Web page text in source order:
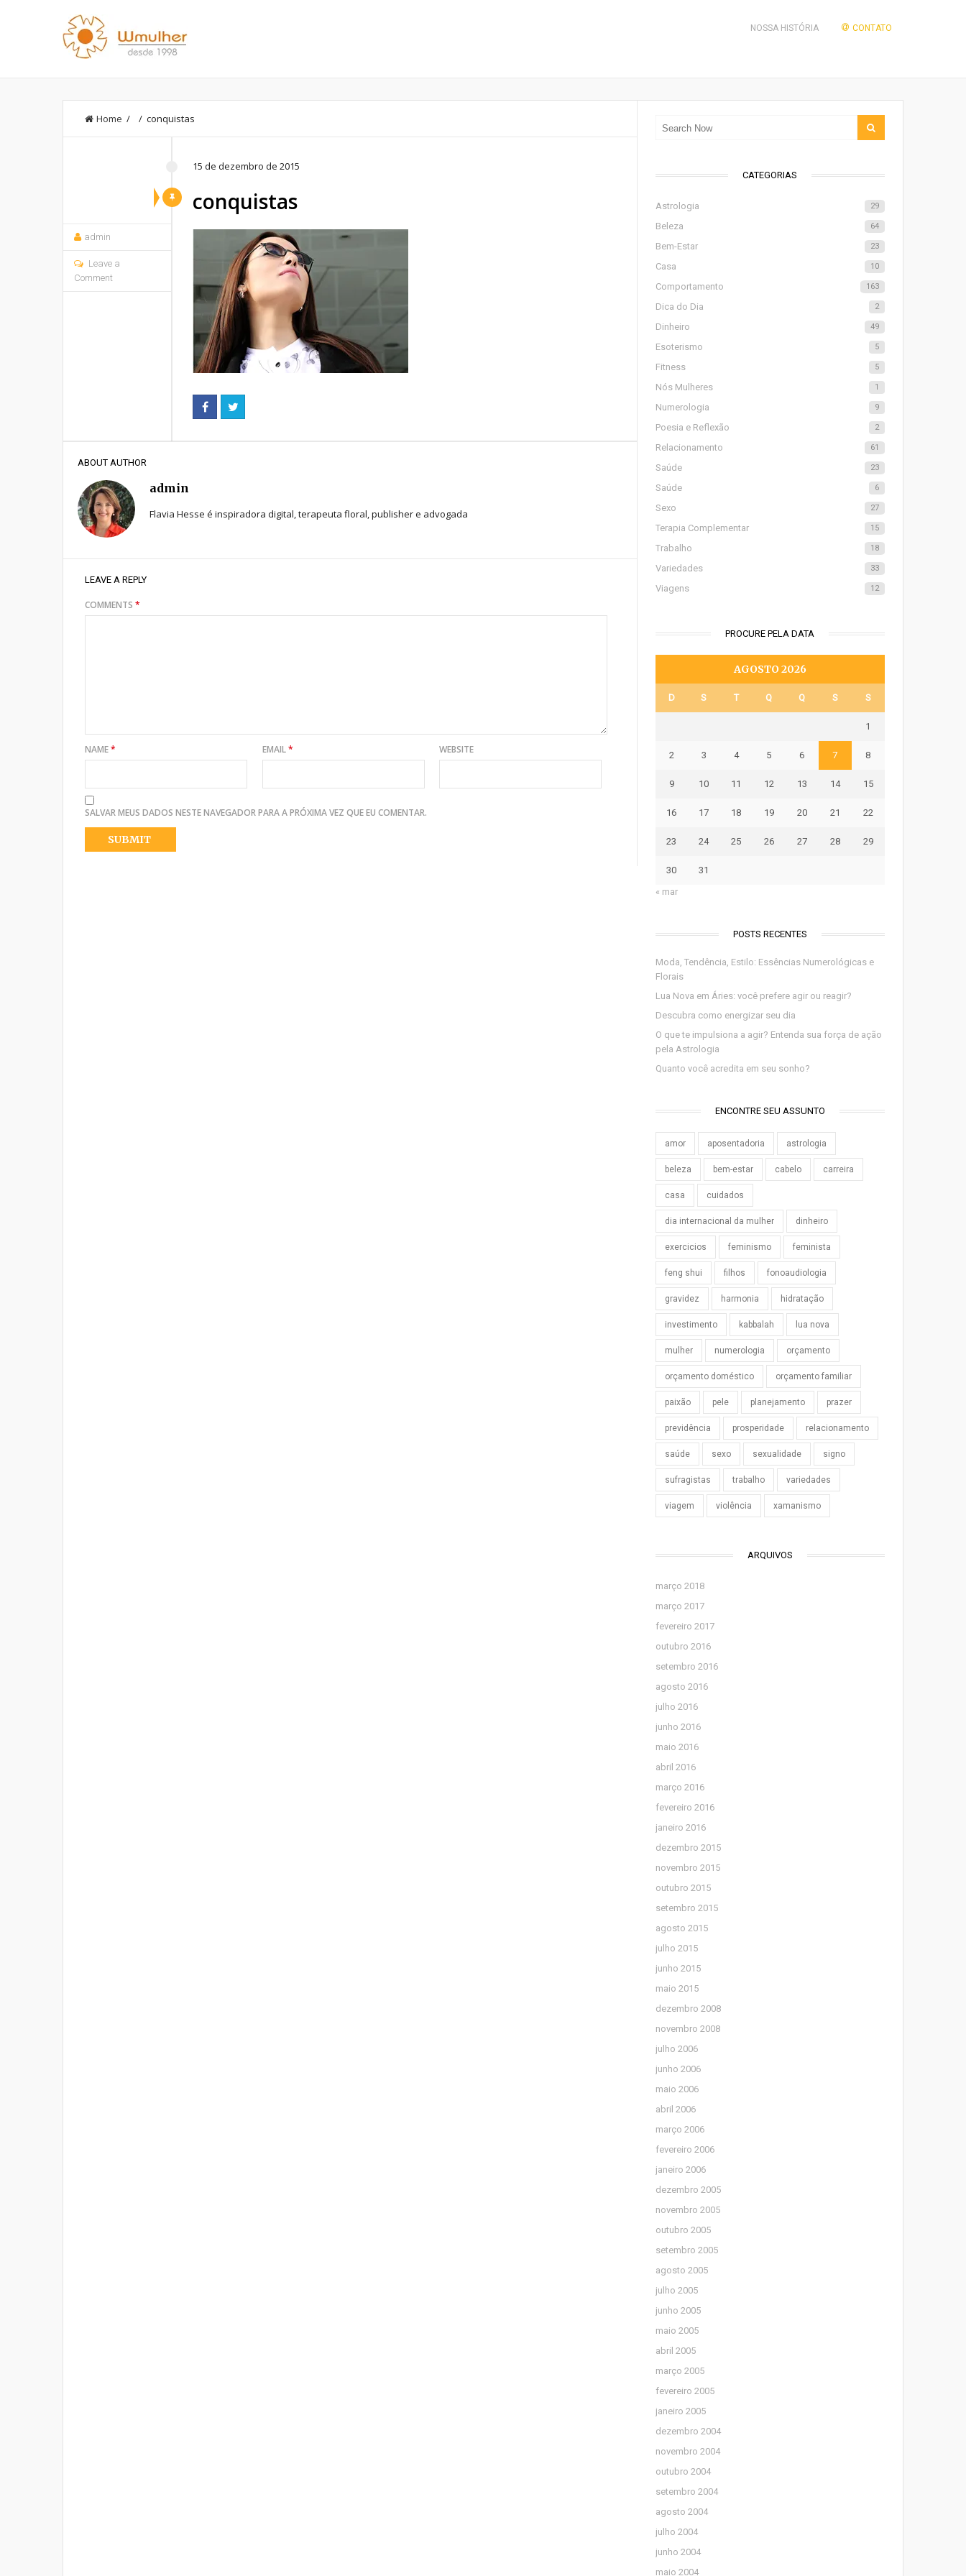
NOSSA HISTÓRIA CONTATO
Home / / conquistas
15 de dezembro de 2015
conquistas
admin
Leave a
Comment
ABOUT AUTHOR
admin
Flavia Hesse é inspiradora digital, terapeuta floral, publisher e advogada
LEAVE A REPLY
COMMENTS *
NAME* EMAIL* WEBSITE
SALVAR MEUS DADOS NESTE NAVEGADOR PARA A PRÓXIMA VEZ QUE EU COMENTAR.
CATEGORIAS
Astrologia 29
Beleza 64
Bem-Estar 23
Casa 10
Comportamento 163
Dica do Dia 2
Dinheiro 49
Esoterismo 5
Fitness 5
Nós Mulheres 1
Numerologia 9
Poesia e Reflexão 2
Relacionamento 61
Saúde 23
Saúde 6
Sexo 27
Terapia Complementar 15
Trabalho 18
Variedades 33
Viagens 12
PROCURE PELA DATA
AGOSTO 2026
D S T Q Q S S
1
2 3 4 5 6 7 8
9 10 11 12 13 14 15
16 17 18 19 20 21 22
23 24 25 26 27 28 29
30
31
« mar
POSTS RECENTES
Moda, Tendência, Estilo: Essências Numerológicas e
Florais
Lua Nova em Áries: você prefere agir ou reagir?
Descubra como energizar seu dia
O que te impulsiona a agir? Entenda sua força de ação
pela Astrologia
Quanto você acredita em seu sonho?
ENCONTRE SEU ASSUNTO
amor aposentadoria astrologia
beleza bem-estar cabelo carreira
casa cuidados
dia internacional da mulher dinheiro
exercicios feminismo feminista
feng shui filhos fonoaudiologia
gravidez harmonia hidratação
investimento kabbalah lua nova
mulher numerologia orçamento
orçamento doméstico orçamento familiar
paixão pele planejamento prazer
previdência prosperidade relacionamento
saúde sexo sexualidade signo
sufragistas trabalho variedades
viagem violência xamanismo
ARQUIVOS
março 2018
março 2017
fevereiro 2017
outubro 2016
setembro 2016
agosto 2016
julho 2016
junho 2016
maio 2016
abril 2016
março 2016
fevereiro 2016
janeiro 2016
dezembro 2015
novembro 2015
outubro 2015
setembro 2015
agosto 2015
julho 2015
junho 2015
maio 2015
dezembro 2008
novembro 2008
julho 2006
junho 2006
maio 2006
abril 2006
março 2006
fevereiro 2006
janeiro 2006
dezembro 2005
novembro 2005
outubro 2005
setembro 2005
agosto 2005
julho 2005
junho 2005
maio 2005
abril 2005
março 2005
fevereiro 2005
janeiro 2005
dezembro 2004
novembro 2004
outubro 2004
setembro 2004
agosto 2004
julho 2004
junho 2004
maio 2004